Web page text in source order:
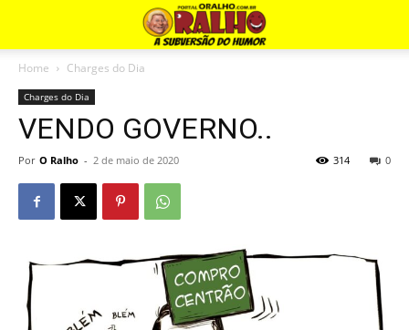
Home Charges do Dia
Charges do Dia
VENDO GOVERNO..
Por O Ralho - 2 de maio de 2020 0
314